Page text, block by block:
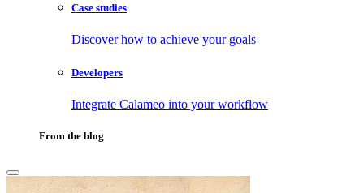
Case studies
Discover how to achieve your goals
Developers
Integrate Calameo into your workflow
From the blog